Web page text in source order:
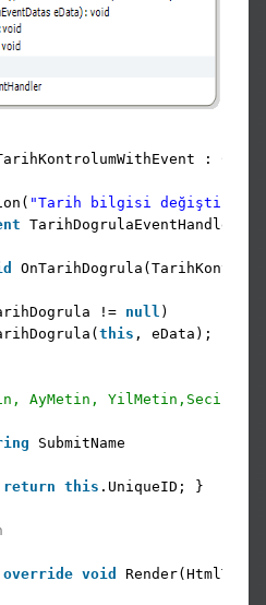
:
"Tarih bilgisi
TarihDogrulaEventHandler
!= null )
this , eData);
AyMetin,
SubmitName
return this .UniqueID; }
override void